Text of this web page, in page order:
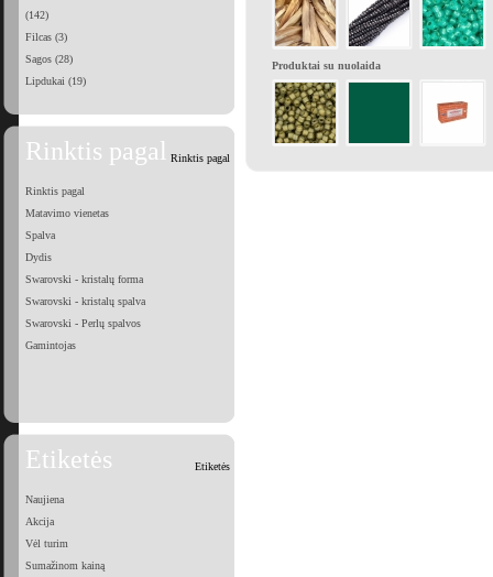
(142)
Filcas (3)
Sagos (28)
Lipdukai (19)
Rinktis pagal Rinktis pagal
Rinktis pagal
Matavimo vienetas
Spalva
Dydis
Swarovski - kristalų forma
Swarovski - kristalų spalva
Swarovski - Perlų spalvos
Gamintojas
Etiketės Etiketės
Naujiena
Akcija
Vėl turim
Sumažinom kainą
Produktai su nuolaida